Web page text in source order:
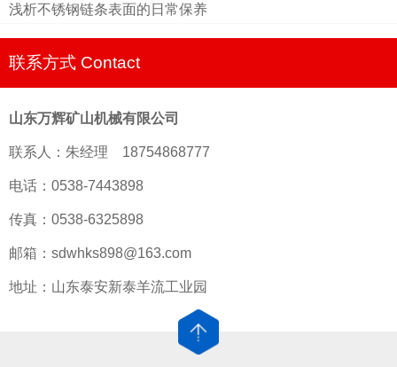
浅析不锈钢链条表面的日常保养
联系方式 Contact
山东万辉矿山机械有限公司
联系人：朱经理 18754868777
电话：0538-7443898
传真：0538-6325898
邮箱：sdwhks898@163.com
地址：山东泰安新泰羊流工业园